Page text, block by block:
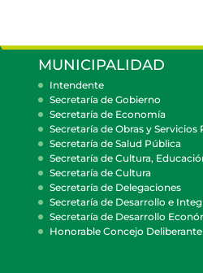
MUNICIPALIDAD
Intendente
Secretaría de Gobierno
Secretaría de Economía
Secretaría de Obras y Servicios
Secretaría de Salud Pública
Secretaría de Cultura,
Secretaría de Cultura
Secretaría de Delegaciones
Secretaría de Desarrollo e
Secretaría de Desarrollo
Honorable Concejo Deliberante